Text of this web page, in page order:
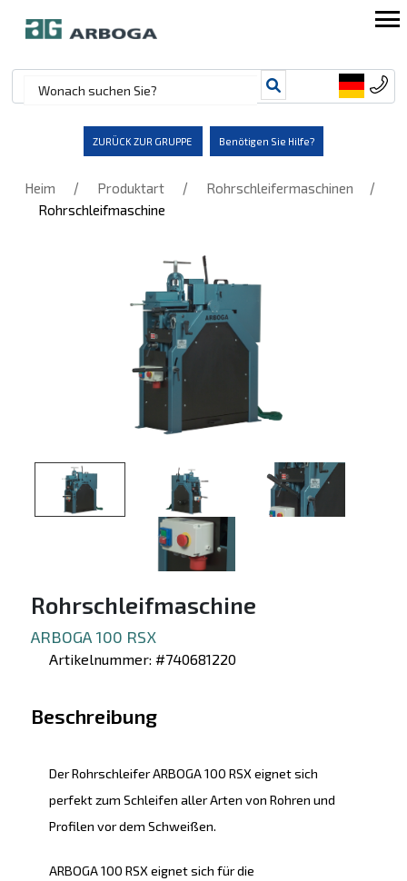
ZURÜCK ZUR GRUPPE Benötigen Sie Hilfe?
Heim / Produktart / Rohrschleifermaschinen /
Rohrschleifmaschine
Rohrschleifmaschine
ARBOGA 100 RSX
Artikelnummer: #740681220
Beschreibung
Der Rohrschleifer ARBOGA 100 RSX eignet sich
perfekt zum Schleifen aller Arten von Rohren und
Profilen vor dem Schweißen.
ARBOGA 100 RSX eignet sich für die